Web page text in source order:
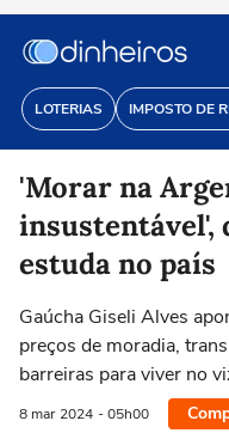
LOTERIAS IMPOSTO DE
'Morar na
insustentável',
estuda no país
Gaúcha Giseli Alves
preços de moradia,
barreiras para viver no
8 mar 2024 - 05h00